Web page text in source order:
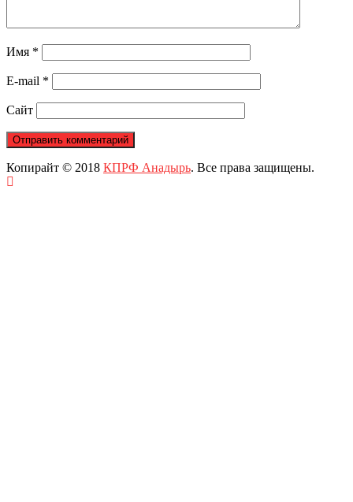
Имя *
E-mail *
Сайт
Копирайт © 2018 КПРФ Анадырь. Все права защищены.